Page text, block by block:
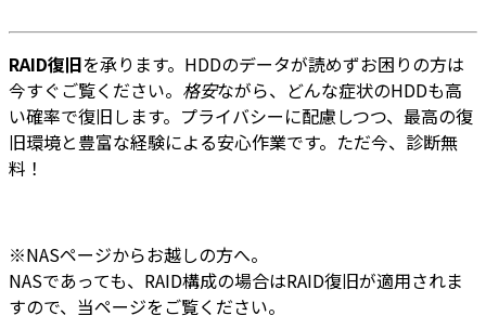
RAID復旧を承ります。HDDのデータが読めずお困りの方は
今すぐご覧ください。 格安ながら、どんな症状のHDDも高
い確率で復旧します。プライバシーに配慮しつつ、最高の復
旧環境と豊富な経験による安心作業です。ただ今、診断無
料！
※NASページからお越しの方へ。
NASであっても、RAID構成の場合はRAID復旧が適用されま
すので、当ページをご覧ください。